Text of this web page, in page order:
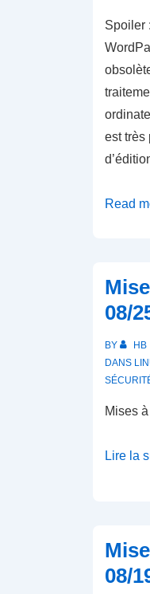
Spoiler
est très
Un
:
Une
et
un
Revoir
Read
08/
BY HB
DANS
Mises
Lire la
08/